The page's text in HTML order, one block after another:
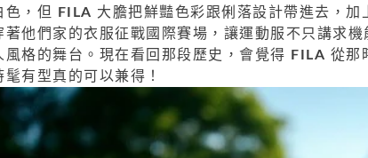
色，但
FILA 大膽把鮮豔色彩跟俐落設計帶進去，加
著他們家的衣服征戰國際賽場，讓運動服不只講求機
風格的舞台。現在看回那段歷史，會覺得
FILA 從那
髦有型真的可以兼得！